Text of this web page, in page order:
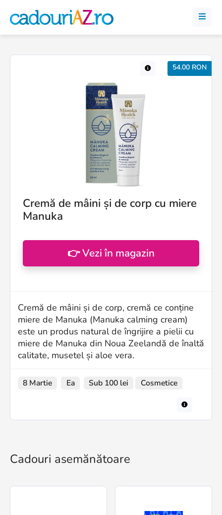
54.00 RON
Cremă de mâini și de corp cu miere
Manuka
👉 Vezi în magazin
Cremă de mâini și de corp, cremă ce conține
miere de Manuka (Manuka calming cream)
este un produs natural de îngrijire a pielii cu
miere de Manuka din Noua Zeelandă de înaltă
calitate, musetel și aloe vera.
8 Martie Ea Sub 100 lei Cosmetice
Cadouri asemănătoare